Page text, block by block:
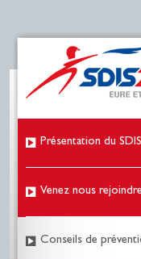
Présentation du
Venez nous rejoindre
Conseils de